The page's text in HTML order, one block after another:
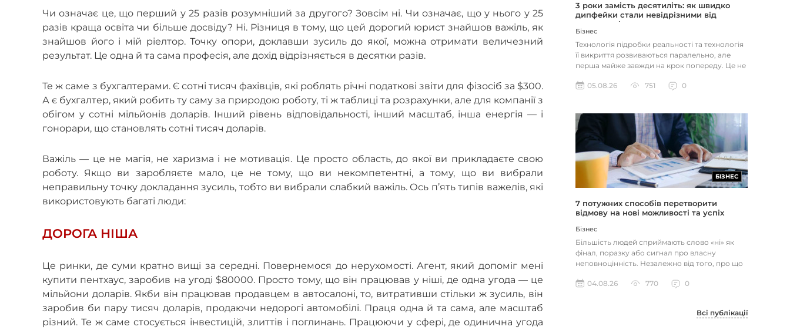
Чи означає це, що перший у 25 разів розумніший за другого? Зовсім ні. Чи означає, що у нього у 25
разів краща освіта чи більше досвіду? Ні. Різниця в тому, що цей дорогий юрист знайшов важіль, як
знайшов його і мій ріелтор. Точку опори, доклавши зусиль до якої, можна отримати величезний
результат. Це одна й та сама професія, але дохід відрізняється в десятки разів.
Те ж саме з бухгалтерами. Є сотні тисяч фахівців, які роблять річні податкові звіти для фізосіб за $300.
А є бухгалтер, який робить ту саму за природою роботу, ті ж таблиці та розрахунки, але для компанії з
обігом у сотні мільйонів доларів. Інший рівень відповідальності, інший масштаб, інша енергія — і
гонорари, що становлять сотні тисяч доларів.
Важіль — це не магія, не харизма і не мотивація. Це просто область, до якої ви прикладаєте свою
роботу. Якщо ви заробляєте мало, це не тому, що ви некомпетентні, а тому, що ви вибрали
неправильну точку докладання зусиль, тобто ви вибрали слабкий важіль. Ось п’ять типів важелів, які
використовують багаті люди:
ДОРОГА НІША
Це ринки, де суми кратно вищі за середні. Повернемося до нерухомості. Агент, який допоміг мені
купити пентхаус, заробив на угоді $80000. Просто тому, що він працював у ніші, де одна угода — це
мільйони доларів. Якби він працював продавцем в автосалоні, то, витративши стільки ж зусиль, він
заробив би пару тисяч доларів, продаючи недорогі автомобілі. Праця одна й та сама, але масштаб
різний. Те ж саме стосується інвестицій, злиттів і поглинань. Працюючи у сфері, де одинична угода
3 роки замість десятиліть: як швидко
дипфейки стали невідрізними від
реальності
Бізнес
Технологія підробки реальності та технологія
її викриття розвиваються паралельно, але
перша майже завжди на крок попереду. Це не
05.08.26
751 0
БІЗНЕС
7 потужних способів перетворити
відмову на нові можливості та успіх
Бізнес
Більшість людей сприймають слово «ні» як
фінал, поразку або сигнал про власну
неповноцінність. Незалежно від того, про що
04.08.26
770 0
Всі публікації